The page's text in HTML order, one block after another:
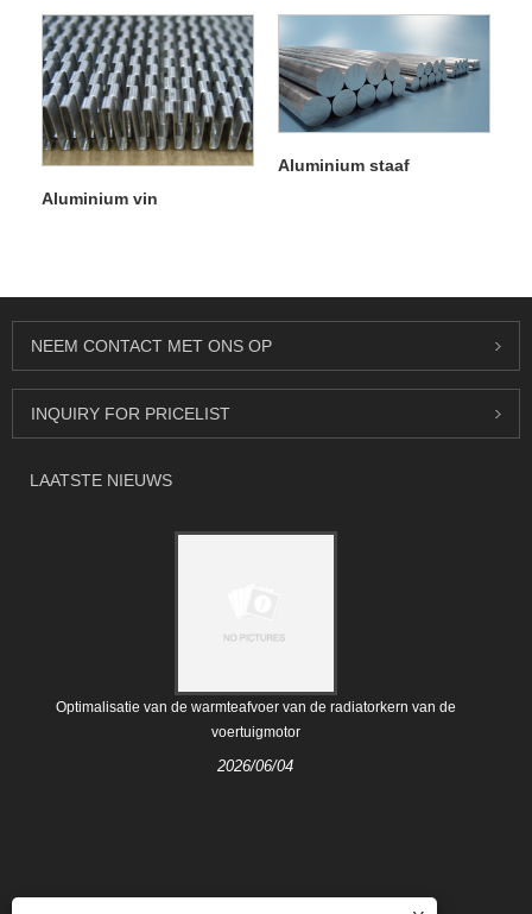
Aluminium vin
Aluminium staaf
NEEM CONTACT MET ONS OP
INQUIRY FOR PRICELIST
LAATSTE NIEUWS
Optimalisatie van de warmteafvoer van de radiatorkern van de
voertuigmotor
2026/06/04